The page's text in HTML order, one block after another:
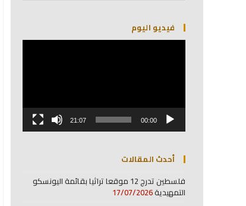
لزيادة
فيديو اليوم
مشغل
00:00
21:07
أحدث المقالات
فلسطين تدرج 12 موقعا تراثيا بقائمة اليونسكو
التمهيدية17/07/2026